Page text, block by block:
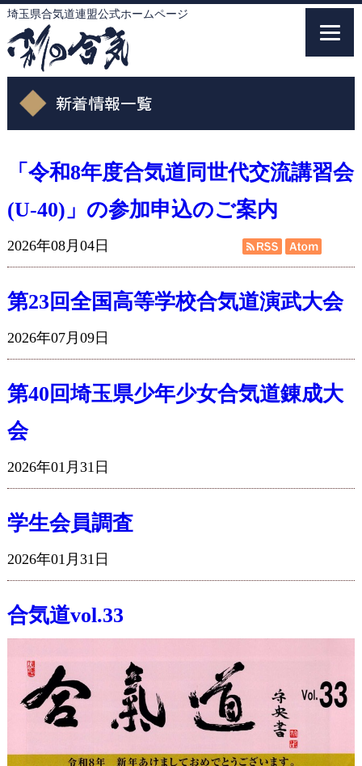
埼玉県合気道連盟公式ホームページ
トップ
埼玉県合気道連盟について
加盟案内
道場一覧
加盟団体専用ページ
お知らせ
年間行事カレンダー
広報誌
お問い合わせ
個人情報保護方針
サイトマップ
新着情報一覧
「令和8年度合気道同世代交流講習会
(U-40)」の参加申込のご案内
2026年08月04日
第23回全国高等学校合気道演武大会
2026年07月09日
第40回埼玉県少年少女合気道錬成大
会
2026年01月31日
学生会員調査
2026年01月31日
合気道vol.33